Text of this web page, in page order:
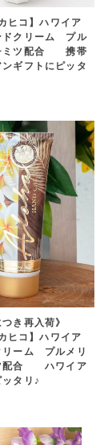
コ】ハワイア
クリーム プル
ミツ配合 携帯
ギフトにピッタ
き再入荷》
コ】ハワイア
ーム プルメリ
配合 ハワイア
ッタリ♪